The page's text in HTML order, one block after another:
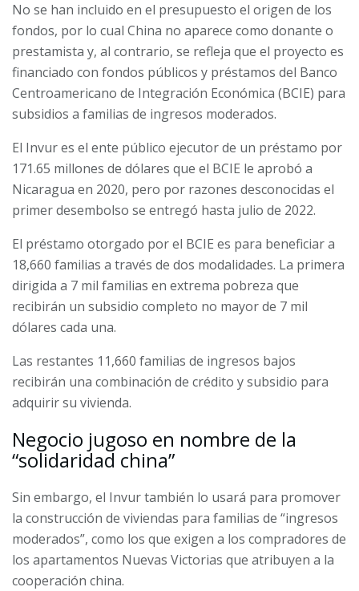
No se han incluido en el presupuesto el origen de los
fondos, por lo cual China no aparece como donante o
prestamista y, al contrario, se refleja que el proyecto es
financiado con fondos públicos y préstamos del Banco
Centroamericano de Integración Económica (BCIE) para
subsidios a familias de ingresos moderados.
El Invur es el ente público ejecutor de un préstamo por
171.65 millones de dólares que el BCIE le aprobó a
Nicaragua en 2020, pero por razones desconocidas el
primer desembolso se entregó hasta julio de 2022.
El préstamo otorgado por el BCIE es para beneficiar a
18,660 familias a través de dos modalidades. La primera
dirigida a 7 mil familias en extrema pobreza que
recibirán un subsidio completo no mayor de 7 mil
dólares cada una.
Las restantes 11,660 familias de ingresos bajos
recibirán una combinación de crédito y subsidio para
adquirir su vivienda.
Negocio jugoso en nombre de la
“solidaridad china”
Sin embargo, el Invur también lo usará para promover
la construcción de viviendas para familias de “ingresos
moderados”, como los que exigen a los compradores de
los apartamentos Nuevas Victorias que atribuyen a la
cooperación china.